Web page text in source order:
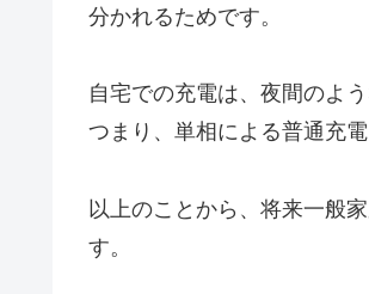
分かれるためです。
自宅での充電は、夜間のよ
つまり、単相による普通充
以上のことから、将来一般
す。